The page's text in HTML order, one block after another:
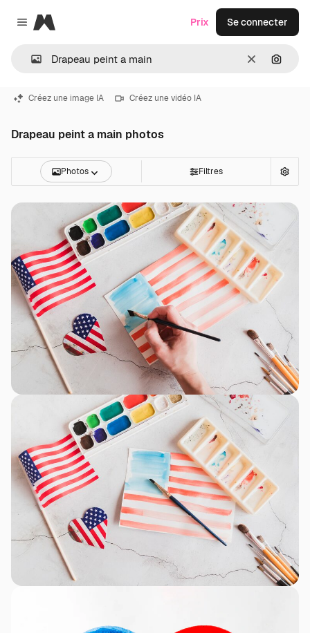
Close menu
Magnific
Effacer
Prix Se connecter
Créez une image IA Créez une vidéo IA
Drapeau peint a main photos
Photos Filtres